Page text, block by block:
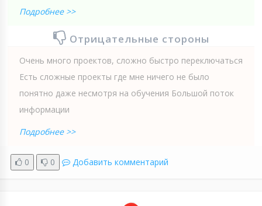
Подробнее >>
Отрицательные стороны
Очень много проектов, сложно быстро переключаться
Есть сложные проекты где мне ничего не было
понятно даже несмотря на обучения Большой поток
информации
Подробнее >>
0 0 Добавить комментарий